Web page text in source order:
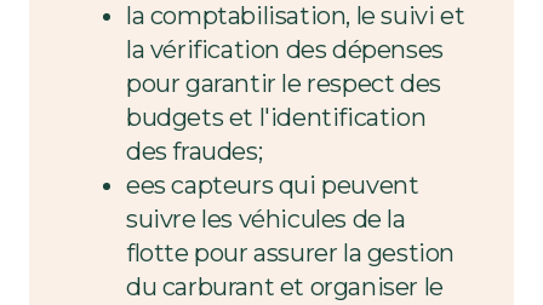
la comptabilisation, le suivi et
la vérification des dépenses
pour garantir le respect des
budgets et l'identification
des fraudes;
ees capteurs qui peuvent
suivre les véhicules de la
flotte pour assurer la gestion
du carburant et organiser le